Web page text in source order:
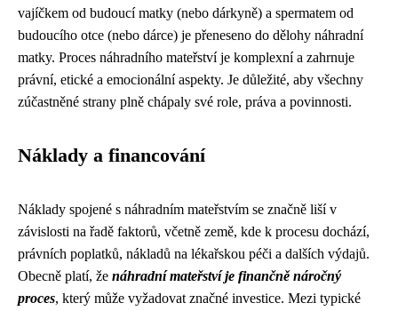
vajíčkem od budoucí matky (nebo dárkyně) a spermatem od
budoucího otce (nebo dárce) je přeneseno do dělohy náhradní
matky. Proces náhradního mateřství je komplexní a zahrnuje
právní, etické a emocionální aspekty. Je důležité, aby všechny
zúčastněné strany plně chápaly své role, práva a povinnosti.
Náklady a financování
Náklady spojené s náhradním mateřstvím se značně liší v
závislosti na řadě faktorů, včetně země, kde k procesu dochází,
právních poplatků, nákladů na lékařskou péči a dalších výdajů.
Obecně platí, že náhradní mateřství je finančně náročný
proces, který může vyžadovat značné investice. Mezi typické